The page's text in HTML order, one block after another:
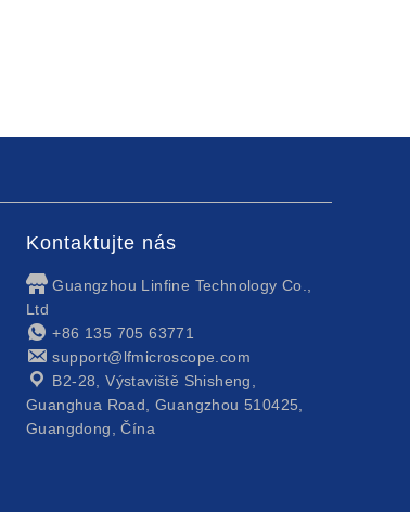
Kontaktujte nás
Guangzhou Linfine Technology Co.,
Ltd
+86 135 705 63771
support@lfmicroscope.com
B2-28, Výstaviště Shisheng,
Guanghua Road, Guangzhou 510425,
Guangdong, Čína